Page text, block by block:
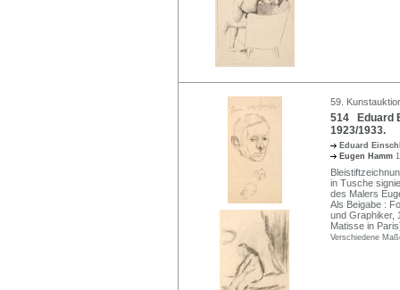
59.
514 Eduard
1923/1933.
Eduard
Eugen Hamm
in Tusche
des Malers
Als Beigabe :
und Graphiker,
Matisse in
Verschiedene